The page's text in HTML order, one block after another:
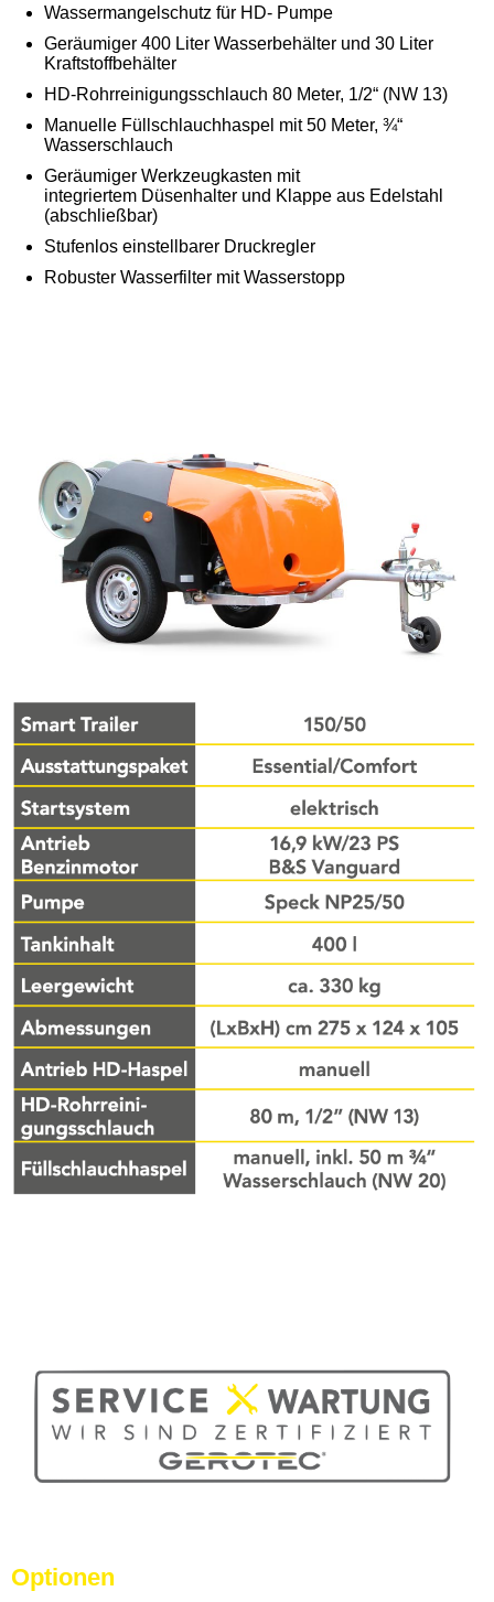
Wassermangelschutz für HD- Pumpe
Geräumiger 400 Liter Wasserbehälter und 30 Liter
Kraftstoffbehälter
HD-Rohrreinigungsschlauch 80 Meter, 1/2“ (NW 13)
Manuelle Füllschlauchhaspel mit 50 Meter, ¾“
Wasserschlauch
Geräumiger Werkzeugkasten mit
integriertem Düsenhalter und Klappe aus Edelstahl
(abschließbar)
Stufenlos einstellbarer Druckregler
Robuster Wasserfilter mit Wasserstopp
Optionen